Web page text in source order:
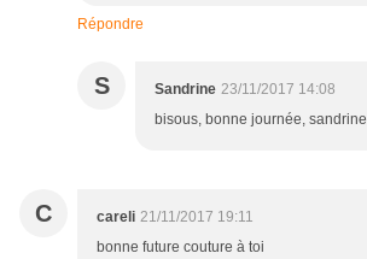
Répondre
S Sandrine 23/11/2017 14:08
bisous, bonne journée, sandrine
C careli 21/11/2017 19:11
bonne future couture à toi